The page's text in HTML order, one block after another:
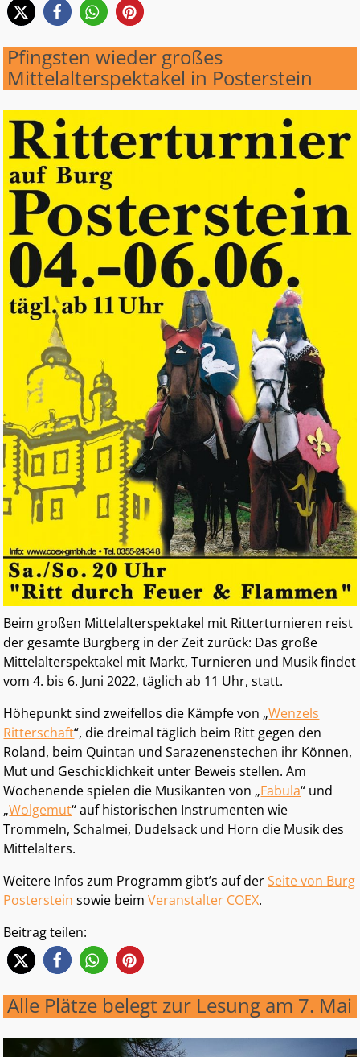
Pfingsten wieder großes
Mittelalterspektakel in Posterstein
Beim großen Mittelalterspektakel mit Ritterturnieren reist
der gesamte Burgberg in der Zeit zurück: Das große
Mittelalterspektakel mit Markt, Turnieren und Musik findet
vom 4. bis 6. Juni 2022, täglich ab 11 Uhr, statt.
Höhepunkt sind zweifellos die Kämpfe von „Wenzels
Ritterschaft“, die dreimal täglich beim Ritt gegen den
Roland, beim Quintan und Sarazenenstechen ihr Können,
Mut und Geschicklichkeit unter Beweis stellen. Am
Wochenende spielen die Musikanten von „Fabula“ und
„Wolgemut“ auf historischen Instrumenten wie
Trommeln, Schalmei, Dudelsack und Horn die Musik des
Mittelalters.
Weitere Infos zum Programm gibt’s auf derSeite von Burg
Posterstein sowie beimVeranstalter COEX.
Beitrag teilen:
Alle Plätze belegt zur Lesung am 7. Mai